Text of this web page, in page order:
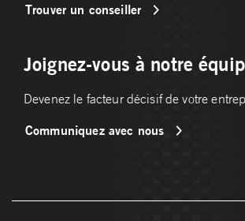
Trouver un conseiller
Joignez-vous à notre
Devenez le facteur décisif de votre
Communiquez avec nous